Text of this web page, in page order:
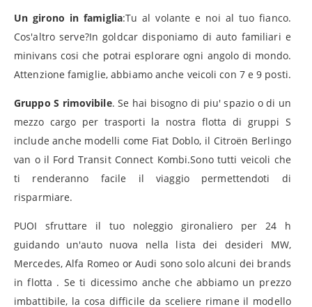
Un girono in famiglia:Tu al volante e noi al tuo fianco.
Cos'altro serve?In goldcar disponiamo di auto familiari e
minivans cosi che potrai esplorare ogni angolo di mondo.
Attenzione famiglie, abbiamo anche veicoli con 7 e 9 posti.
Gruppo S rimovibile. Se hai bisogno di piu' spazio o di un
mezzo cargo per trasporti la nostra flotta di gruppi S
include anche modelli come Fiat Doblo, il Citroën Berlingo
van o il Ford Transit Connect Kombi.Sono tutti veicoli che
ti renderanno facile il viaggio permettendoti di
risparmiare.
PUOI sfruttare il tuo noleggio gironaliero per 24 h
guidando un'auto nuova nella lista dei desideri MW,
Mercedes, Alfa Romeo or Audi sono solo alcuni dei brands
in flotta . Se ti dicessimo anche che abbiamo un prezzo
imbattibile, la cosa difficile da sceliere rimane il modello